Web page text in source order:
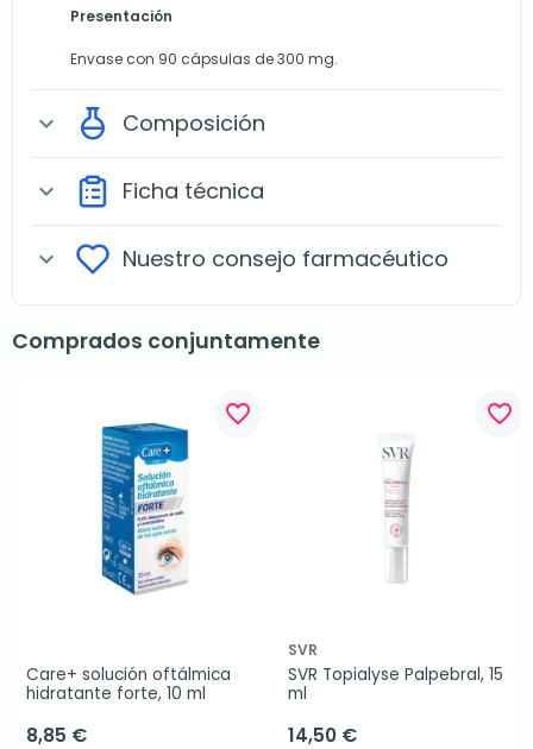
Presentación
Envase con 90 cápsulas de 300 mg.
expand_more Composición
expand_more Ficha técnica
expand_more Nuestro consejo farmacéutico
Comprados conjuntamente
favorite_border
Care+ solución oftálmica
hidratante forte, 10 ml
8,85 €
favorite_border
SVR
SVR Topialyse Palpebral, 15
ml
14,50 €